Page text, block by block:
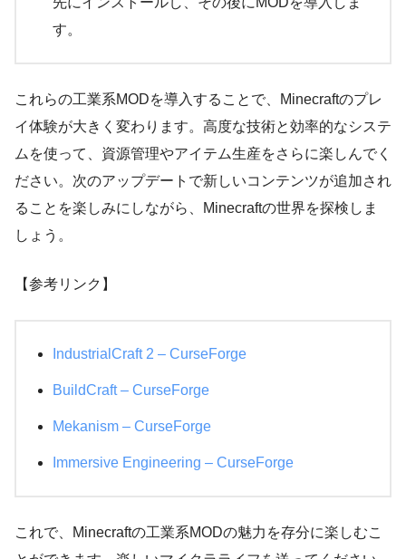
す。
これらの工業系MODを導入することで、Minecraftのプレ
イ体験が大きく変わります。高度な技術と効率的なシステ
ムを使って、資源管理やアイテム生産をさらに楽しんでく
ださい。次のアップデートで新しいコンテンツが追加され
ることを楽しみにしながら、Minecraftの世界を探検しま
しょう。
【参考リンク】
IndustrialCraft 2 – CurseForge
BuildCraft – CurseForge
Mekanism – CurseForge
Immersive Engineering – CurseForge
これで、Minecraftの工業系MODの魅力を存分に楽しむこ